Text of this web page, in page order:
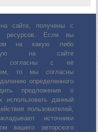
сайте, получены с
ресурсов. Если вы
на какую либо
на сайте
с её
то мы согласны
определенного
предложения о
использовать данный
пользователей,
источники
вашего авторского